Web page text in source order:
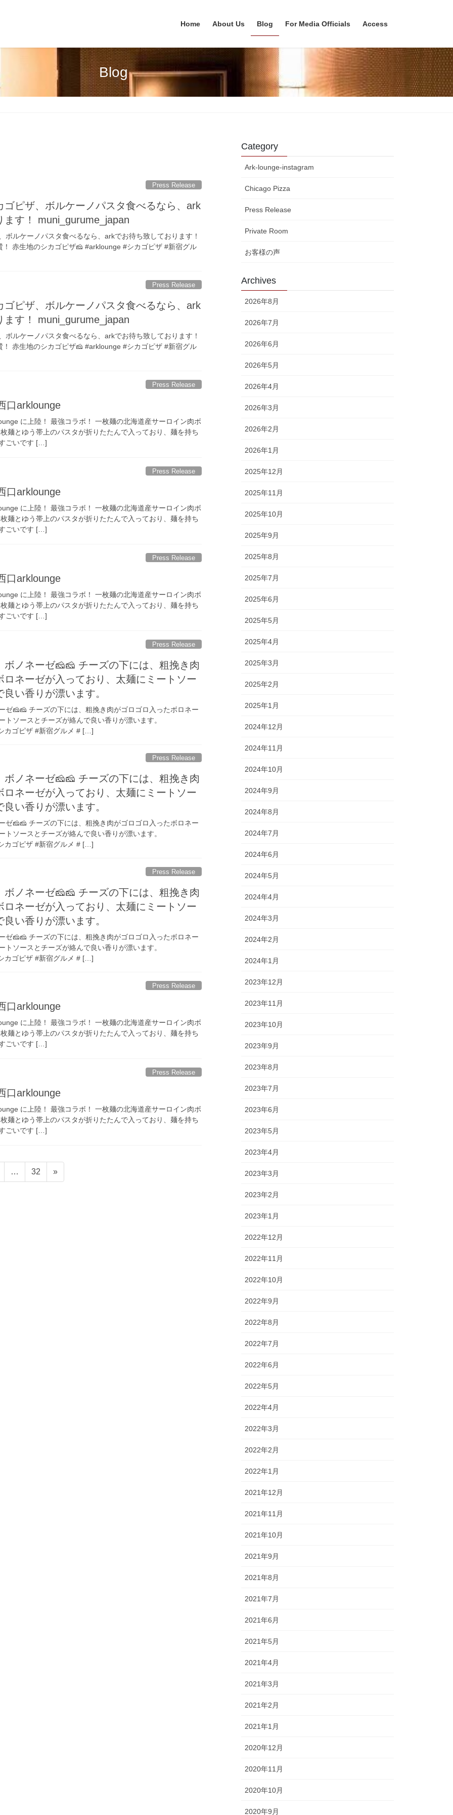
Home About Us Blog For Media Officials Access
Blog
Press Release
ピザ、ボルケーノパスタ食べるなら、ark
ます！ muni_gurume_japan
ルケーノパスタ食べるなら、arkでお待ち致しております！
赤生地のシカゴピザ🧀 #arklounge #シカゴピザ #新宿グル
Press Release
ピザ、ボルケーノパスタ食べるなら、ark
ます！ muni_gurume_japan
ルケーノパスタ食べるなら、arkでお待ち致しております！
赤生地のシカゴピザ🧀 #arklounge #シカゴピザ #新宿グル
Press Release
口arklounge
に上陸！ 最強コラボ！ 一枚麺の北海道産サーロイン肉ボ
麺とゆう帯上のパスタが折りたたんで入っており、麺を持ち
ごいです […]
Press Release
口arklounge
に上陸！ 最強コラボ！ 一枚麺の北海道産サーロイン肉ボ
麺とゆう帯上のパスタが折りたたんで入っており、麺を持ち
ごいです […]
Press Release
口arklounge
に上陸！ 最強コラボ！ 一枚麺の北海道産サーロイン肉ボ
麺とゆう帯上のパスタが折りたたんで入っており、麺を持ち
ごいです […]
Press Release
ノネーゼ🧀🧀 チーズの下には、粗挽き肉
ロネーゼが入っており、太麺にミートソー
い香りが漂います。
🧀🧀 チーズの下には、粗挽き肉がゴロゴロ入ったボロネー
トソースとチーズが絡んで良い香りが漂います。
カゴピザ #新宿グルメ # […]
Press Release
ノネーゼ🧀🧀 チーズの下には、粗挽き肉
ロネーゼが入っており、太麺にミートソー
い香りが漂います。
🧀🧀 チーズの下には、粗挽き肉がゴロゴロ入ったボロネー
トソースとチーズが絡んで良い香りが漂います。
カゴピザ #新宿グルメ # […]
Press Release
ノネーゼ🧀🧀 チーズの下には、粗挽き肉
ロネーゼが入っており、太麺にミートソー
い香りが漂います。
🧀🧀 チーズの下には、粗挽き肉がゴロゴロ入ったボロネー
トソースとチーズが絡んで良い香りが漂います。
カゴピザ #新宿グルメ # […]
Press Release
口arklounge
に上陸！ 最強コラボ！ 一枚麺の北海道産サーロイン肉ボ
麺とゆう帯上のパスタが折りたたんで入っており、麺を持ち
ごいです […]
Press Release
口arklounge
に上陸！ 最強コラボ！ 一枚麺の北海道産サーロイン肉ボ
麺とゆう帯上のパスタが折りたたんで入っており、麺を持ち
ごいです […]
…
ペ
ー
32 »
Category
Ark-lounge-instagram
Chicago Pizza
Press Release
Private Room
お客様の声
Archives
2026年8月
2026年7月
2026年6月
2026年5月
2026年4月
2026年3月
2026年2月
2026年1月
2025年12月
2025年11月
2025年10月
2025年9月
2025年8月
2025年7月
2025年6月
2025年5月
2025年4月
2025年3月
2025年2月
2025年1月
2024年12月
2024年11月
2024年10月
2024年9月
2024年8月
2024年7月
2024年6月
2024年5月
2024年4月
2024年3月
2024年2月
2024年1月
2023年12月
2023年11月
2023年10月
2023年9月
2023年8月
2023年7月
2023年6月
2023年5月
2023年4月
2023年3月
2023年2月
2023年1月
2022年12月
2022年11月
2022年10月
2022年9月
2022年8月
2022年7月
2022年6月
2022年5月
2022年4月
2022年3月
2022年2月
2022年1月
2021年12月
2021年11月
2021年10月
2021年9月
2021年8月
2021年7月
2021年6月
2021年5月
2021年4月
2021年3月
2021年2月
2021年1月
2020年12月
2020年11月
2020年10月
2020年9月